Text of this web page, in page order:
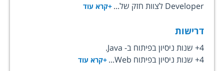
Developer לצוות חזק של...
+קרא עוד
דרישות
4+ שנות ניסיון בפיתוח ב- Java.
4+ שנות ניסיון בפיתוח Web...
+קרא עוד